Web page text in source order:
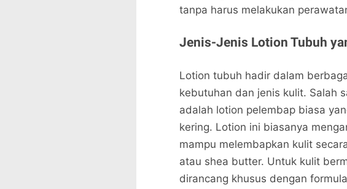
untuk
Idealita
tanpa harus melakukan
Jenis-Jenis Lotion Tubuh
Lotion tubuh hadir dalam
kebutuhan dan jenis kulit. Salah
adalah lotion pelembap biasa
kering. Lotion ini biasanya
mampu melembapkan kulit
atau shea butter. Untuk kulit
dirancang khusus dengan untuk
Idealita